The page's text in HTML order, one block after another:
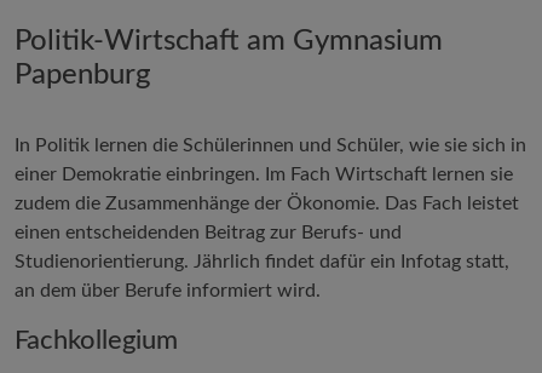
Politik-Wirtschaft am Gymnasium
Papenburg
In Politik lernen die Schülerinnen und Schüler, wie sie sich in
einer Demokratie einbringen. Im Fach Wirtschaft lernen sie
zudem die Zusammenhänge der Ökonomie. Das Fach leistet
einen entscheidenden Beitrag zur Berufs- und
Studienorientierung. Jährlich findet dafür ein Infotag statt,
an dem über Berufe informiert wird.
Fachkollegium